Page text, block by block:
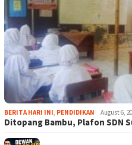
BERITA HARI INI, PENDIDIKAN August 6,
Ditopang Bambu, Plafon SDN